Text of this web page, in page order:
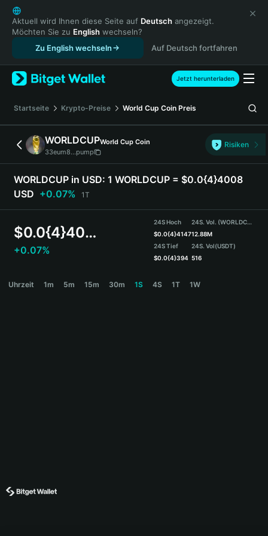
English
日本語
Tiếng Việt
Русский
Español (Latinoamérica)
Türkçe
Français
Deutsch
简体中文
繁體中文
Português (Portugal)
Bahasa Indonesia
ภาษาไทย
हिन्दी
Español
Português (Brasil)
Aktuell wird Ihnen diese Seite auf Deutsch angezeigt.
Möchten Sie zu English wechseln?
Zu English wechseln
Auf Deutsch fortfahren
Jetzt herunterladen
Startseite Krypto-Preise World Cup Coin Preis
WORLDCUPWorld Cup Coin
33eum8...pump
Risiken
WORLDCUP in USD: 1 WORLDCUP = $0.0{4}4008
USD +0.07% 1T
$0.0{4}4008
+0.07%
24S Hoch
$0.0{4}4147
24S Tief
$0.0{4}394
24S. Vol. (WORLDCUP)
12.88M
24S. Vol(USDT)
516
Uhrzeit 1m 5m 15m 30m 1S 4S 1T 1W